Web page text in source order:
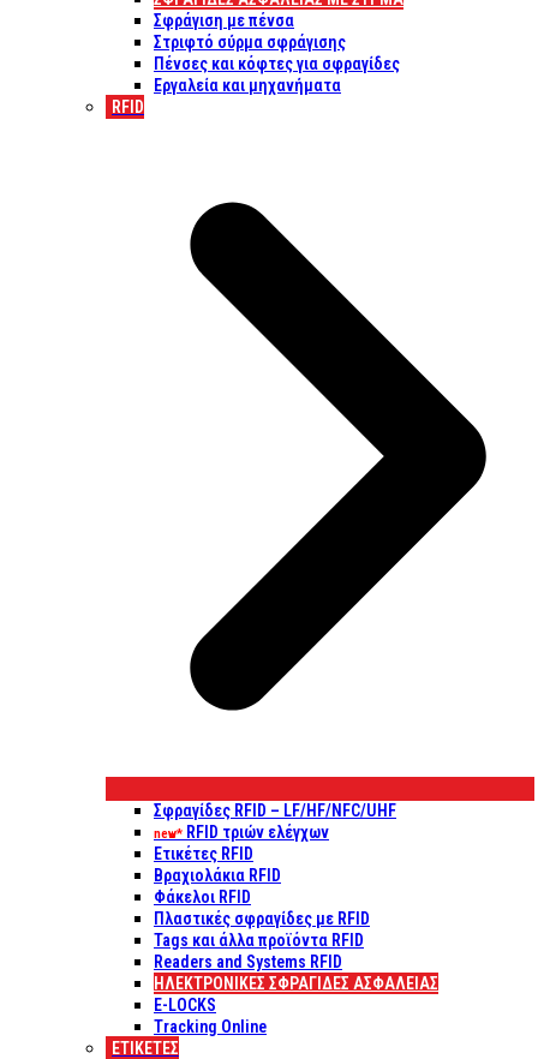
Σφράγιση με πένσα
Στριφτό σύρμα σφράγισης
Πένσες και κόφτες για σφραγίδες
Εργαλεία και μηχανήματα
RFID
Σφραγίδες RFID – LF/HF/NFC/UHF
new* RFID τριών ελέγχων
Ετικέτες RFID
Βραχιολάκια RFID
Φάκελοι RFID
Πλαστικές σφραγίδες με RFID
Tags και άλλα προϊόντα RFID
Readers and Systems RFID
ΗΛΕΚΤΡΟΝΙΚΕΣ ΣΦΡΑΓΙΔΕΣ ΑΣΦΑΛΕΙΑΣ
E-LOCKS
Tracking Online
ΕΤΙΚΈΤΕΣ